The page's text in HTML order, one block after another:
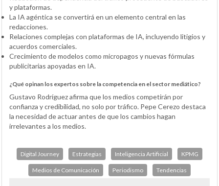
y plataformas.
La IA agéntica se convertirá en un elemento central en las
redacciones.
Relaciones complejas con plataformas de IA, incluyendo litigios y
acuerdos comerciales.
Crecimiento de modelos como micropagos y nuevas fórmulas
publicitarias apoyadas en IA.
¿Qué opinan los expertos sobre la competencia en el sector mediático?
Gustavo Rodríguez afirma que los medios competirán por
confianza y credibilidad, no solo por tráfico. Pepe Cerezo destaca
la necesidad de actuar antes de que los cambios hagan
irrelevantes a los medios.
Digital Journey Estrategias Inteligencia Artificial KPMG
Medios de Comunicación Periodismo Tendencias